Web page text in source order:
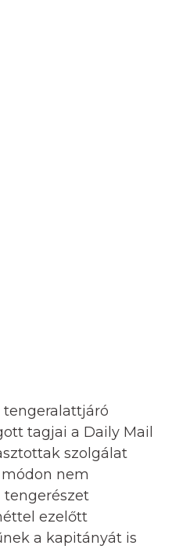
tengeralattjáró
tagjai a Daily Mail
szolgálat
nem
tengerészet
ezelőtt
a kapitányát is